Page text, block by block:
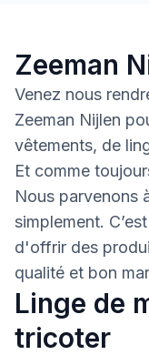
Zeeman
Venez nous
Zeeman Nijlen
vêtements, de
Et comme
Nous parvenons
simplement.
d'offrir des
qualité et bon
Linge de
tricoter